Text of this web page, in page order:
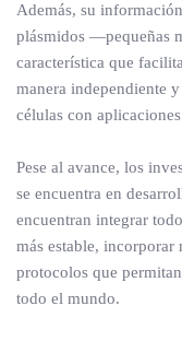
Además, su
plásmidos —pequeñas
característica que
manera independiente
células con
Pese al avance, los
se encuentra en
encuentran integrar
más estable,
protocolos que
todo el mundo.